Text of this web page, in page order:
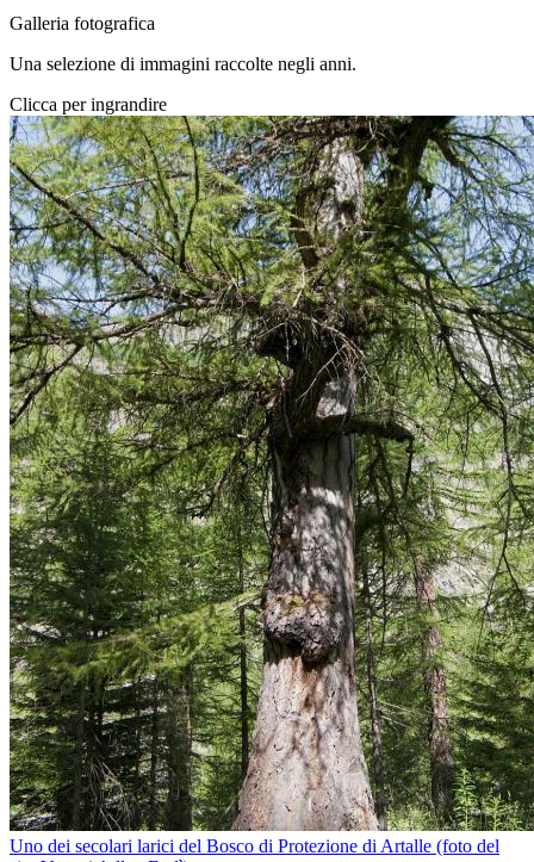
Galleria fotografica
Una selezione di immagini raccolte negli anni.
Clicca per ingrandire
Uno dei secolari larici del Bosco di Protezione di Artalle (foto del